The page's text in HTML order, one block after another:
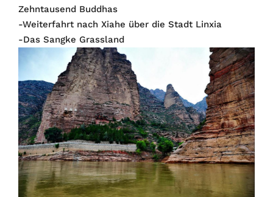
Zehntausend Buddhas
-Weiterfahrt nach Xiahe über die Stadt Linxia
-Das Sangke Grassland